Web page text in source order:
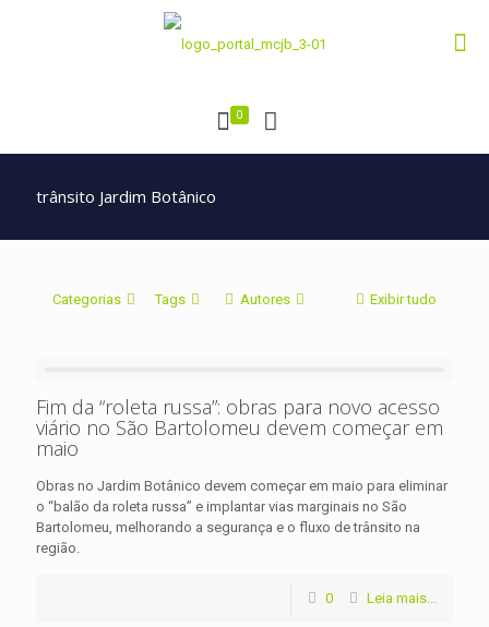
0
trânsito Jardim Botânico
Categorias Tags Autores Exibir tudo
Fim da “roleta russa”: obras para novo acesso
viário no São Bartolomeu devem começar em
maio
Obras no Jardim Botânico devem começar em maio para eliminar
o “balão da roleta russa” e implantar vias marginais no São
Bartolomeu, melhorando a segurança e o fluxo de trânsito na
região.
0 Leia mais...